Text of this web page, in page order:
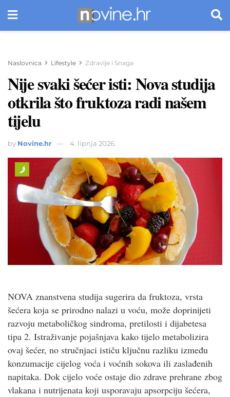
Naslovnica Lifestyle Zdravlje i Snaga
Nije svaki šećer isti: Nova studija
otkrila što fruktoza radi našem
tijelu
by Novine.hr 4. lipnja 2026.
NOVA znanstvena studija sugerira da fruktoza, vrsta
šećera koja se prirodno nalazi u voću, može doprinijeti
razvoju metaboličkog sindroma, pretilosti i dijabetesa
tipa 2. Istraživanje pojašnjava kako tijelo metabolizira
ovaj šećer, no stručnjaci ističu ključnu razliku između
konzumacije cijelog voća i voćnih sokova ili zaslađenih
napitaka. Dok cijelo voće ostaje dio zdrave prehrane zbog
vlakana i nutrijenata koji usporavaju apsorpciju šećera,